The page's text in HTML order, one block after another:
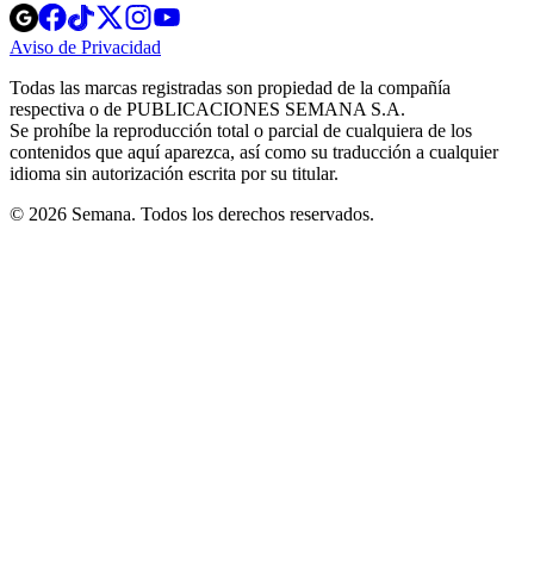
Opens
in
new
Opens
in
new
Opens
in
new
window
Opens
new
windowwindow
Aviso de Privacidad
new
window
Todas las marcas registradas son propiedad de la compañía
respectiva o de PUBLICACIONES SEMANA S.A.
Se prohíbe la reproducción total o parcial de cualquiera de los
contenidos que aquí aparezca, así como su traducción a cualquier
idioma sin autorización escrita por su titular.
© 2026 Semana. Todos los derechos reservados.